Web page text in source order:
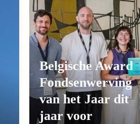
Belgische Award
Fondsenwerving
van het Jaar dit
jaar voor